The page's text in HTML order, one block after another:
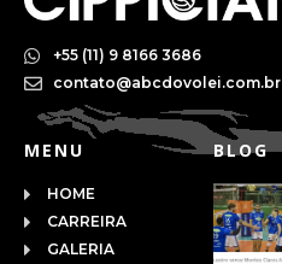
+55 (11) 9 8166 3686
contato@abcdovolei.com.br
MENU
HOME
CARREIRA
GALERIA
BLOG